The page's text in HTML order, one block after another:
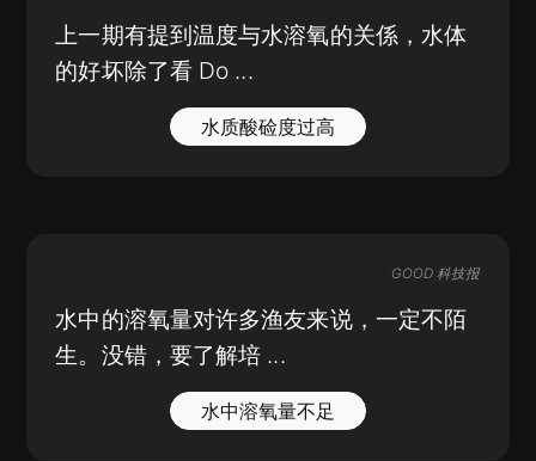
上一期有提到温度与水溶氧的关係，水体
的好坏除了看 Do ...
水质酸硷度过高
GOOD 科技报
水中的溶氧量对许多渔友来说，一定不陌
生。没错，要了解培 ...
水中溶氧量不足